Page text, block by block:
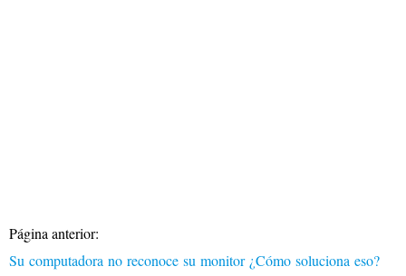
Página anterior:
Su computadora no reconoce su monitor ¿Cómo soluciona eso?